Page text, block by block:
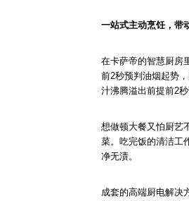
一站式主动烹饪，带
在卡萨帝的智慧厨房
前2秒预判油烟起势
汁沸腾溢出前提前2
想做顿大餐又怕厨艺
菜。吃完饭的清洁工
净无渍。
成套的高端厨电解决